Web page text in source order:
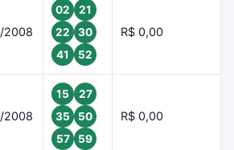
2008
02
21
22
30
41
52
R$ 0,00
2008
15
27
35
50
57
59
R$ 0,00